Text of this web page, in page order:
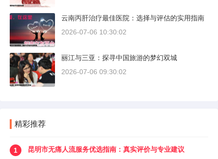
云南丙肝治疗最佳医院：选择与评估的实用指南
2026-07-06 10:30:02
丽江与三亚：探寻中国旅游的梦幻双城
2026-07-06 09:30:02
精彩推荐
1
昆明市无痛人流服务优选指南：真实评价与专业建议